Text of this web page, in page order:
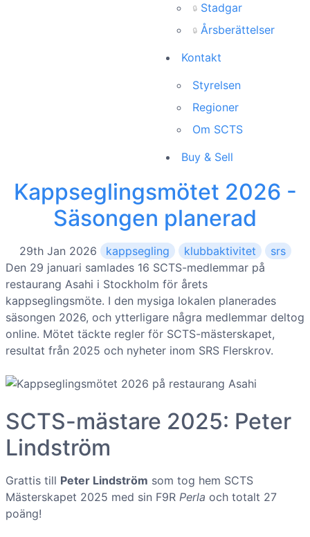
🔒 Stadgar
🔒 Årsberättelser
Kontakt
Styrelsen
Regioner
Om SCTS
Buy & Sell
Kappseglingsmötet 2026 -
Säsongen planerad
29th Jan 2026 kappsegling klubbaktivitet
srs
Den 29 januari samlades 16 SCTS-medlemmar på
restaurang Asahi i Stockholm för årets
kappseglingsmöte. I den mysiga lokalen planerades
säsongen 2026, och ytterligare några medlemmar deltog
online. Mötet täckte regler för SCTS-mästerskapet,
resultat från 2025 och nyheter inom SRS Flerskrov.
SCTS-mästare 2025: Peter
Lindström
Grattis till Peter Lindström som tog hem SCTS
Mästerskapet 2025 med sin F9R Perla och totalt 27
poäng!